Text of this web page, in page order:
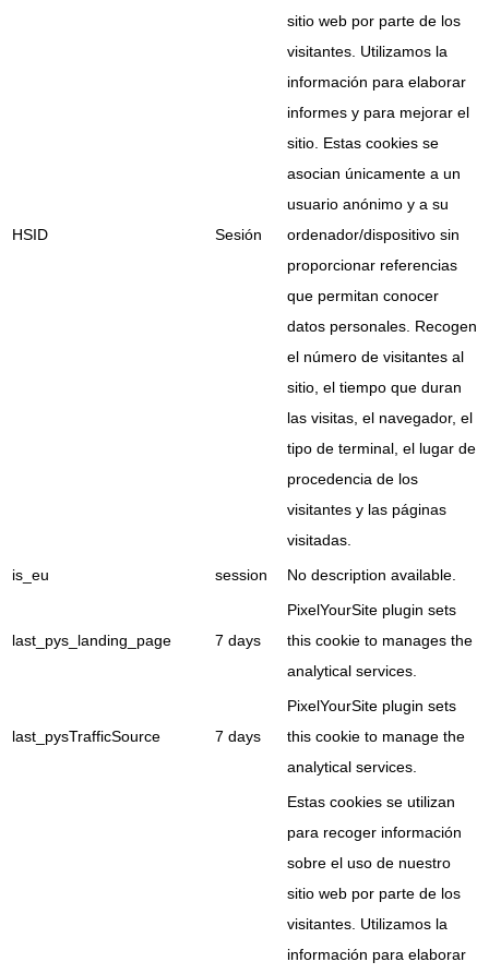
HSID Sesión
sitio web por parte de los
visitantes. Utilizamos la
información para elaborar
informes y para mejorar el
sitio. Estas cookies se
asocian únicamente a un
usuario anónimo y a su
ordenador/dispositivo sin
proporcionar referencias
que permitan conocer
datos personales. Recogen
el número de visitantes al
sitio, el tiempo que duran
las visitas, el navegador, el
tipo de terminal, el lugar de
procedencia de los
visitantes y las páginas
visitadas.
is_eu
session No description available.
last_pys_landing_page 7 days
PixelYourSite plugin sets
this cookie to manages the
analytical services.
last_pysTrafficSource 7 days
PixelYourSite plugin sets
this cookie to manage the
analytical services.
Estas cookies se utilizan
para recoger información
sobre el uso de nuestro
sitio web por parte de los
visitantes. Utilizamos la
información para elaborar